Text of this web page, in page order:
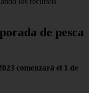
de pesca
comenzará el 1 de